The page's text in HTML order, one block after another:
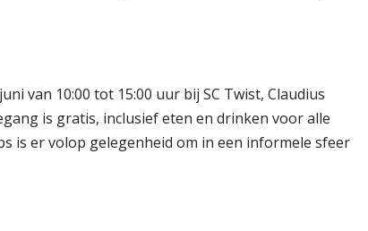
van 10:00 tot 15:00 uur bij SC Twist, Claudius
is gratis, inclusief eten en drinken voor alle
is er volop gelegenheid om in een informele sfeer